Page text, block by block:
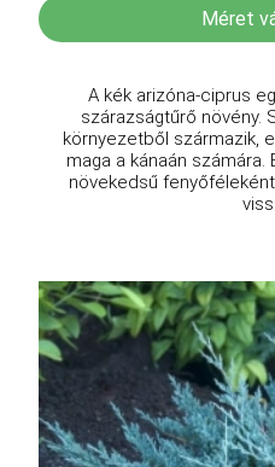
Méret
A kék arizóna-ciprus
szárazságtűrő növény.
környezetből származik,
maga a kánaán
növekedsű